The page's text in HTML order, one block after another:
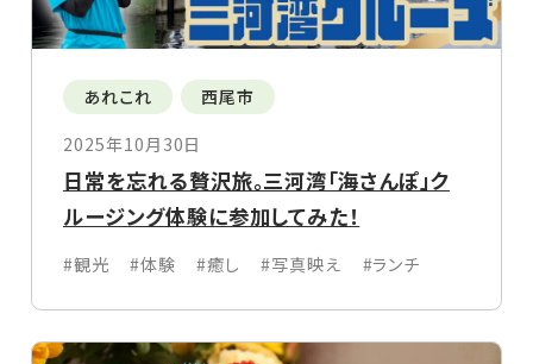
あれこれ
西尾市
2025年10月30日
日常を忘れる贅沢旅。三河湾「海さんぽ」ク
ルージング体験に参加してみた！
#観光 #体験 #癒し #写真映え #ランチ